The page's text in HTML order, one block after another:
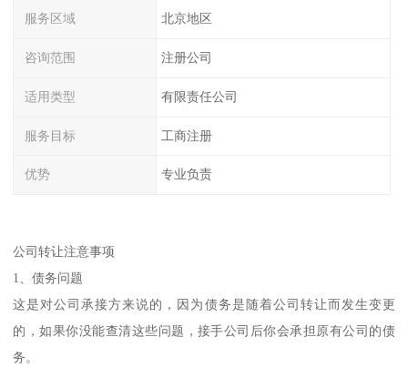
服务区域 北京地区
咨询范围 注册公司
适用类型 有限责任公司
服务目标 工商注册
优势 专业负责
公司转让注意事项
1、债务问题
这是对公司承接方来说的，因为债务是随着公司转让而发生变更
的，如果你没能查清这些问题，接手公司后你会承担原有公司的债
务。